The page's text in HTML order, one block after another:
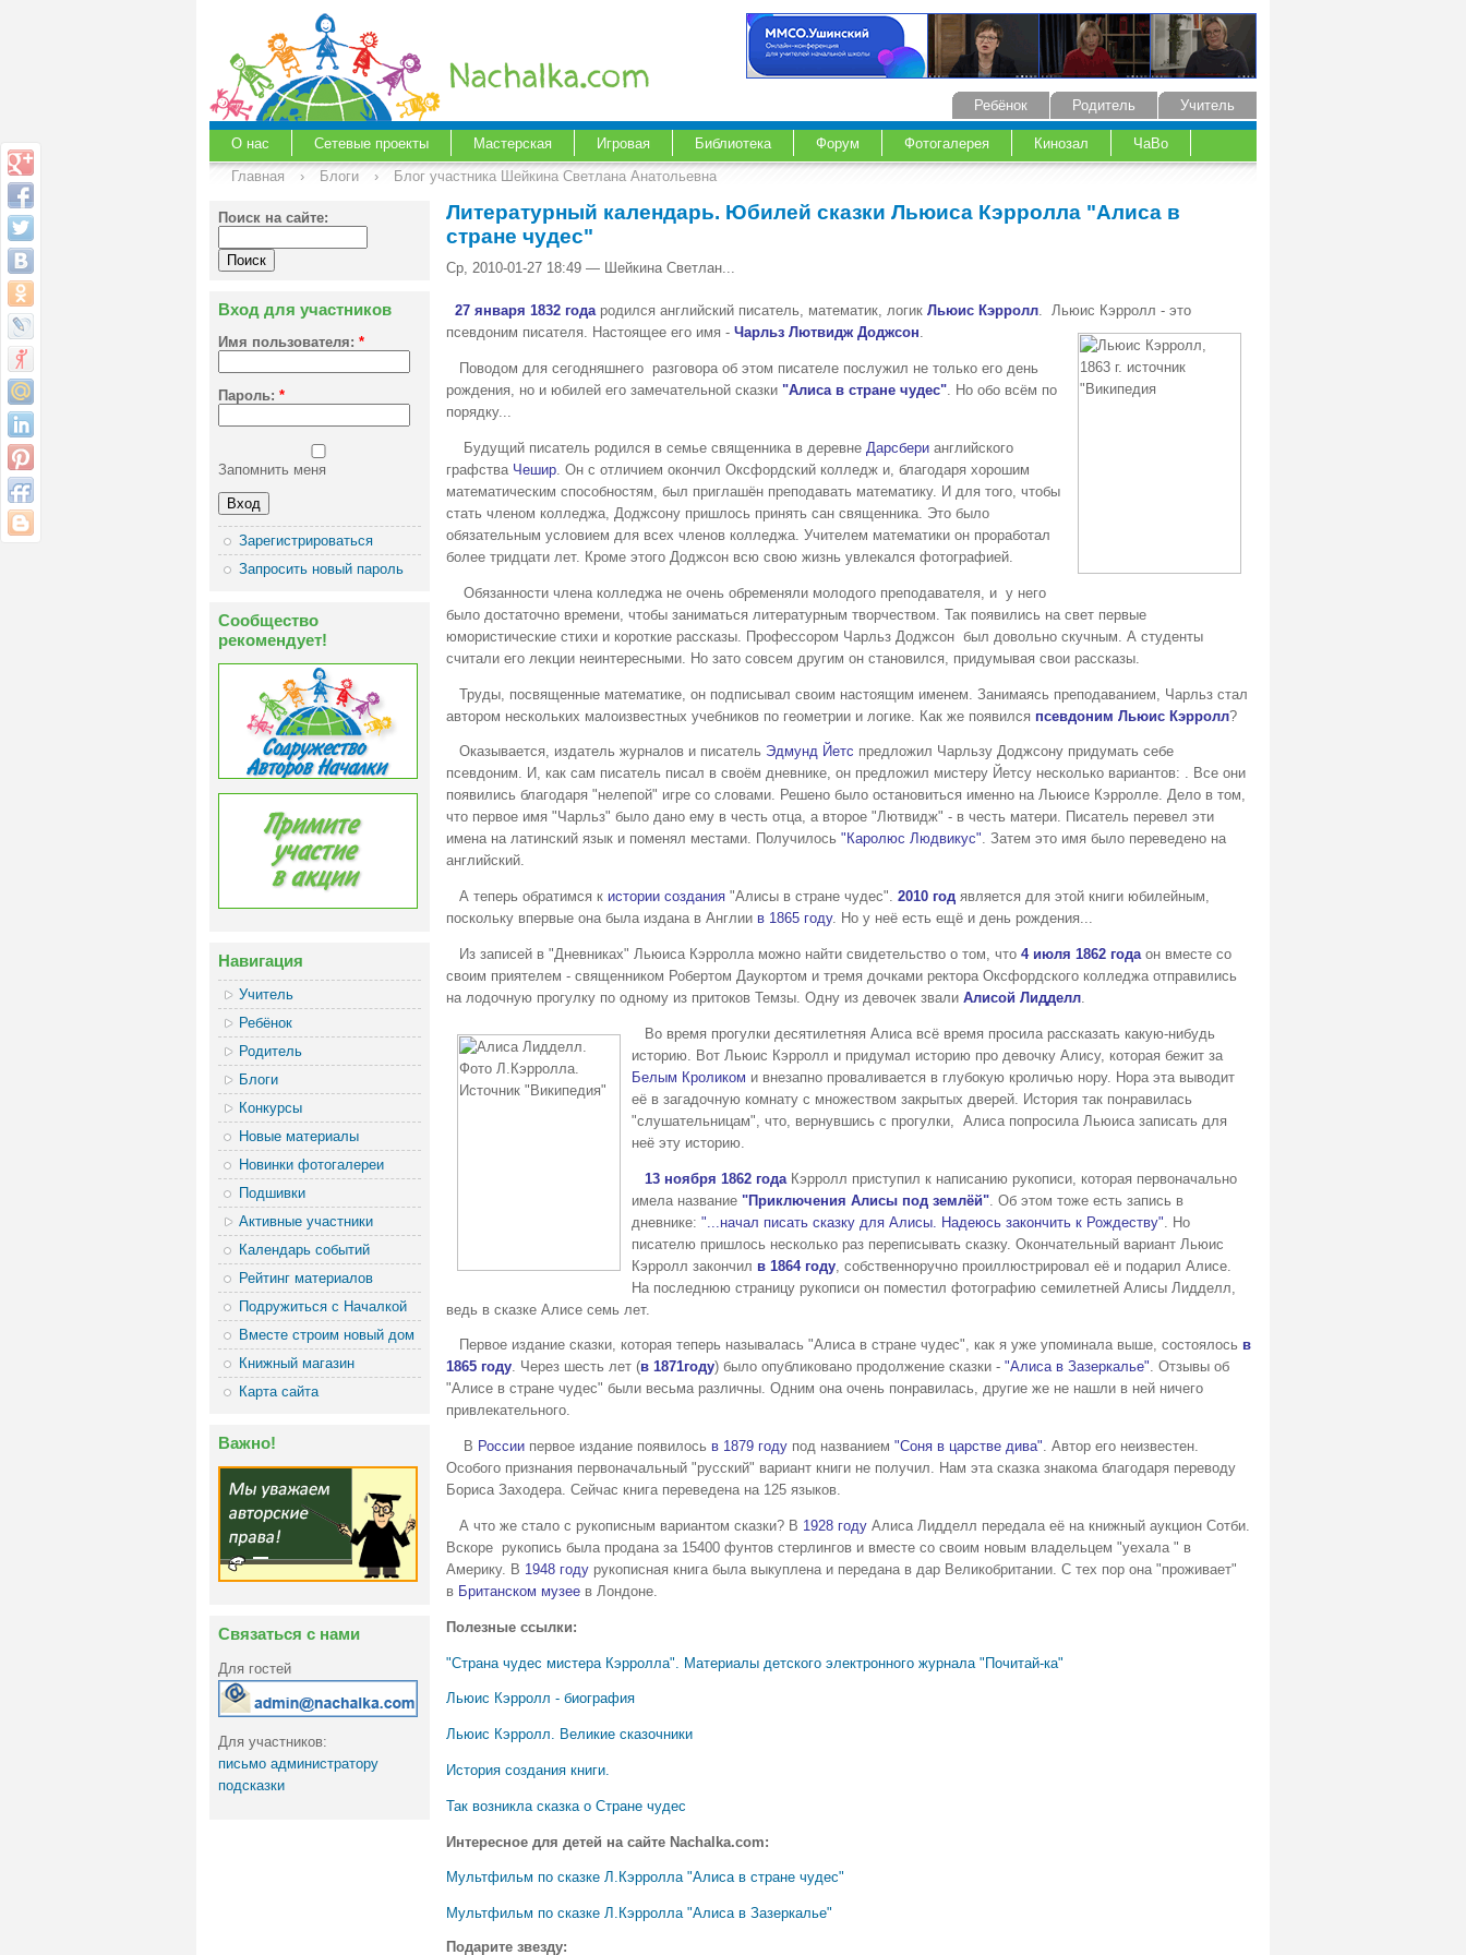
Учитель
Родитель
Ребёнок
О нас Сетевые проекты Мастерская Игровая Библиотека Форум Фотогалерея Кинозал
ЧаВо
Главная
› Блоги › Блог участника Шейкина Светлана Анатольевна
Поиск на сайте:
Вход для участников
Имя пользователя: *
Пароль: *
Запомнить меня
Зарегистрироваться
Запросить новый пароль
Сообщество
рекомендует!
Навигация
Учитель
Ребёнок
Родитель
Блоги
Конкурсы
Новые материалы
Новинки фотогалереи
Подшивки
Активные участники
Календарь событий
Рейтинг материалов
Подружиться с Началкой
Вместе строим новый дом
Книжный магазин
Карта сайта
Важно!
Связаться с нами
Для гостей
Для участников:
письмо администратору
подсказки
Литературный календарь. Юбилей сказки Льюиса Кэрролла "Алиса в
стране чудес"
Ср, 2010-01-27 18:49 — Шейкина Светлан...
27 января 1832 годародился английский писатель, математик, логикЛьюис Кэрролл. Льюис Кэрролл - это
псевдоним писателя. Настоящее его имя - Чарльз Лютвидж Доджсон.
Поводом для сегодняшнего разговора об этом писателе послужил не только его день
рождения, но и юбилей его замечательной сказки "Алиса в стране чудес". Но обо всём по
порядку...
Будущий писатель родился в семье священника в деревне Дарсбери английского
графства Чешир. Он с отличием окончил Оксфордский колледж и, благодаря хорошим
математическим способностям, был приглашён преподавать математику. И для того, чтобы
стать членом колледжа, Доджсону пришлось принять сан священника. Это было
обязательным условием для всех членов колледжа. Учителем математики он проработал
более тридцати лет. Кроме этого Доджсон всю свою жизнь увлекался фотографией.
Обязанности члена колледжа не очень обременяли молодого преподавателя, и у него
было достаточно времени, чтобы заниматься литературным творчеством. Так появились на свет первые
юмористические стихи и короткие рассказы. Профессором Чарльз Доджсон был довольно скучным. А студенты
считали его лекции неинтересными. Но зато совсем другим он становился, придумывая свои рассказы.
Труды, посвященные математике, он подписывал своим настоящим именем. Занимаясь преподаванием, Чарльз стал
автором нескольких малоизвестных учебников по геометрии и логике. Как же появился псевдоним Льюис Кэрролл?
Оказывается, издатель журналов и писатель Эдмунд Йетс предложил Чарльзу Доджсону придумать себе
псевдоним. И, как сам писатель писал в своём дневнике, он предложил мистеру Йетсу несколько вариантов: . Все они
появились благодаря "нелепой" игре со словами. Решено было остановиться именно на Льюисе Кэрролле. Дело в том,
что первое имя "Чарльз" было дано ему в честь отца, а второе "Лютвидж" - в честь матери. Писатель перевел эти
имена на латинский язык и поменял местами. Получилось "Каролюс Людвикус". Затем это имя было переведено на
английский.
А теперь обратимся к истории создания"Алисы в стране чудес". 2010 годявляется для этой книги юбилейным,
поскольку впервые она была издана в Англии в 1865 году. Но у неё есть ещё и день рождения...
Из записей в "Дневниках" Льюиса Кэрролла можно найти свидетельство о том, что 4 июля 1862 годаон вместе со
своим приятелем - священником Робертом Даукортом и тремя дочками ректора Оксфордского колледжа отправились
на лодочную прогулку по одному из притоков Темзы. Одну из девочек звали Алисой Лидделл.
Во время прогулки десятилетняя Алиса всё время просила рассказать какую-нибудь
историю. Вот Льюис Кэрролл и придумал историю про девочку Алису, которая бежит за
Белым Кроликом и внезапно проваливается в глубокую кроличью нору. Нора эта выводит
её в загадочную комнату с множеством закрытых дверей. История так понравилась
"слушательницам", что, вернувшись с прогулки, Алиса попросила Льюиса записать для
неё эту историю.
13 ноября 1862 годаКэрролл приступил к написанию рукописи, которая первоначально
имела название "Приключения Алисы под землёй". Об этом тоже есть запись в
дневнике: "...начал писать сказку для Алисы. Надеюсь закончить к Рождеству" . Но
писателю пришлось несколько раз переписывать сказку. Окончательный вариант Льюис
Кэрролл закончил в 1864 году, собственноручно проиллюстрировал её и подарил Алисе.
На последнюю страницу рукописи он поместил фотографию семилетней Алисы Лидделл,
ведь в сказке Алисе семь лет.
Первое издание сказки, которая теперь называлась "Алиса в стране чудес", как я уже упоминала выше, состоялось в
1865 году. Через шесть лет (в 1871году) было опубликовано продолжение сказки - "Алиса в Зазеркалье". Отзывы об
"Алисе в стране чудес" были весьма различны. Одним она очень понравилась, другие же не нашли в ней ничего
привлекательного.
В России первое издание появилось в 1879 годупод названием "Соня в царстве дива". Автор его неизвестен.
Особого признания первоначальный "русский" вариант книги не получил. Нам эта сказка знакома благодаря переводу
Бориса Заходера. Сейчас книга переведена на 125 языков.
А что же стало с рукописным вариантом сказки? В 1928 годуАлиса Лидделл передала её на книжный аукцион Сотби.
Вскоре рукопись была продана за 15400 фунтов стерлингов и вместе со своим новым владельцем "уехала " в
Америку. В 1948 годурукописная книга была выкуплена и передана в дар Великобритании. С тех пор она "проживает"
в Британском музее в Лондоне.
Полезные ссылки:
"Страна чудес мистера Кэрролла". Материалы детского электронного журнала "Почитай-ка"
Льюис Кэрролл - биография
Льюис Кэрролл. Великие сказочники
История создания книги.
Так возникла сказка о Стране чудес
Интересное для детей на сайте Nachalka.com:
Мультфильм по сказке Л.Кэрролла "Алиса в стране чудес"
Мультфильм по сказке Л.Кэрролла "Алиса в Зазеркалье"
Подарите звезду: